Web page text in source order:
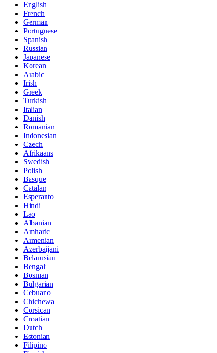
English
French
German
Portuguese
Spanish
Russian
Japanese
Korean
Arabic
Irish
Greek
Turkish
Italian
Danish
Romanian
Indonesian
Czech
Afrikaans
Swedish
Polish
Basque
Catalan
Esperanto
Hindi
Lao
Albanian
Amharic
Armenian
Azerbaijani
Belarusian
Bengali
Bosnian
Bulgarian
Cebuano
Chichewa
Corsican
Croatian
Dutch
Estonian
Filipino